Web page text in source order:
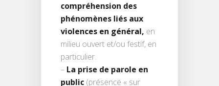
compréhension des
phénomènes liés aux
violences en général, en
milieu ouvert et/ou festif, en
particulier.
– La prise de parole en
public (présence « sur